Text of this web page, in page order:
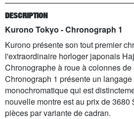
DESCRIPTION
Kurono Tokyo - Chronograph 1
Kurono présente son tout premier
l'extraordinaire horloger japonais
Chronographe à roue à colonnes de
Chronograph 1 présente un
monochromatique qui est
nouvelle montre est au prix de 3680
pièces par variante de cadran.